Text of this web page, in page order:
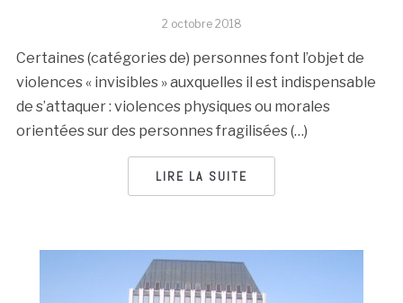
2 octobre 2018
Certaines (catégories de) personnes font l’objet de
violences « invisibles » auxquelles il est indispensable
de s’attaquer : violences physiques ou morales
orientées sur des personnes fragilisées (…)
LIRE LA SUITE